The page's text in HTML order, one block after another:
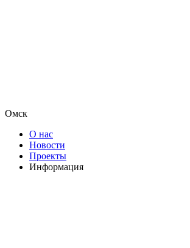
Омск
О нас
Новости
Проекты
Информация